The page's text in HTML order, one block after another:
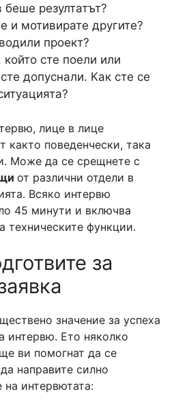
резултатът?
и мотивирате другите?
проект?
сте поели или
допуснали. Как сте се
лице в лице
както поведенчески, така
Може да се срещнете с
от различни отдели в
Всяко интервю
45 минути и включва
техническите функции.
за
значение за успеха
интервю. Ето няколко
ви помогнат да се
направите силно
на интервютата: